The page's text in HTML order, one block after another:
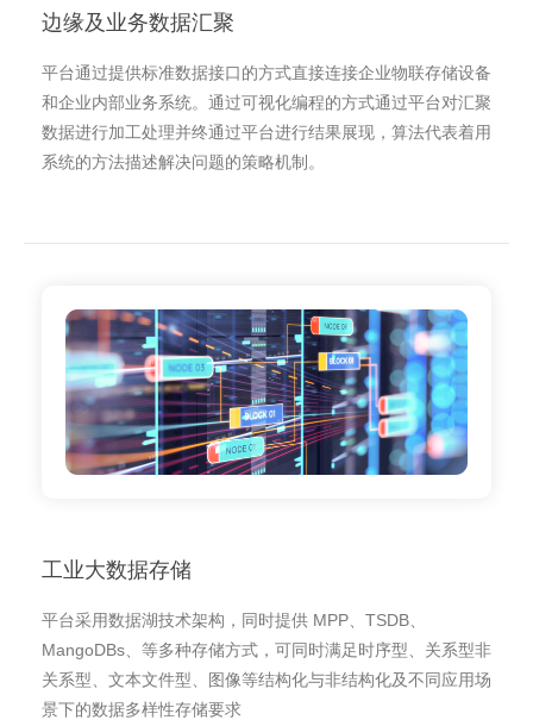
边缘及业务数据汇聚
平台通过提供标准数据接口的方式直接连接企业物联存储设备
和企业内部业务系统。通过可视化编程的方式通过平台对汇聚
数据进行加工处理并终通过平台进行结果展现，算法代表着用
系统的方法描述解决问题的策略机制。
工业大数据存储
平台采用数据湖技术架构，同时提供 MPP、TSDB、
MangoDBs、等多种存储方式，可同时满足时序型、关系型非
关系型、文本文件型、图像等结构化与非结构化及不同应用场
景下的数据多样性存储要求